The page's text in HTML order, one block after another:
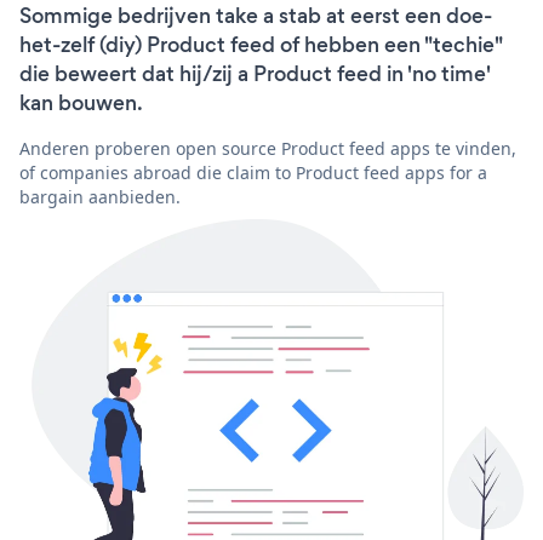
Sommige bedrijven take a stab at eerst een doe-
het-zelf (diy) Product feed of hebben een "techie"
die beweert dat hij/zij a Product feed in 'no time'
kan bouwen.
Anderen proberen open source Product feed apps te vinden,
of companies abroad die claim to Product feed apps for a
bargain aanbieden.